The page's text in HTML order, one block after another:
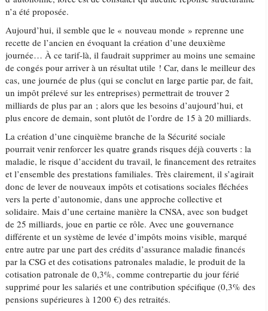
n’a été proposée.
Aujourd’hui, il semble que le « nouveau monde » reprenne une
recette de l’ancien en évoquant la création d’une deuxième
journée… À ce tarif-là, il faudrait supprimer au moins une semaine
de congés pour arriver à un résultat utile ! Car, dans le meilleur des
cas, une journée de plus (qui se conclut en large partie par, de fait,
un impôt prélevé sur les entreprises) permettrait de trouver 2
milliards de plus par an ; alors que les besoins d’aujourd’hui, et
plus encore de demain, sont plutôt de l’ordre de 15 à 20 milliards.
La création d’une cinquième branche de la Sécurité sociale
pourrait venir renforcer les quatre grands risques déjà couverts : la
maladie, le risque d’accident du travail, le financement des retraites
et l’ensemble des prestations familiales. Très clairement, il s’agirait
donc de lever de nouveaux impôts et cotisations sociales fléchées
vers la perte d’autonomie, dans une approche collective et
solidaire. Mais d’une certaine manière la CNSA, avec son budget
de 25 milliards, joue en partie ce rôle. Avec une gouvernance
différente et un système de levée d’impôts moins visible, marqué
entre autre par une part des crédits d’assurance maladie financés
par la CSG et des cotisations patronales maladie, le produit de la
cotisation patronale de 0,3%, comme contrepartie du jour férié
supprimé pour les salariés et une contribution spécifique (0,3% des
pensions supérieures à 1200 €) des retraités.